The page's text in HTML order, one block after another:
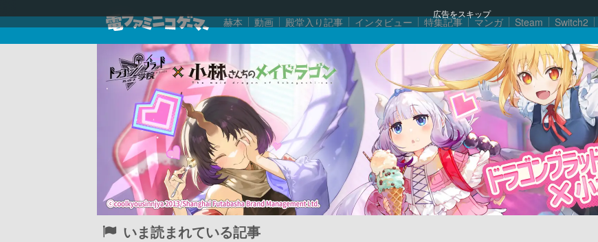
広告をスキップ
赫本 動画 殿堂入り記事 インタビュー 特集記事 マンガ Steam Switch2
いま読まれている記事